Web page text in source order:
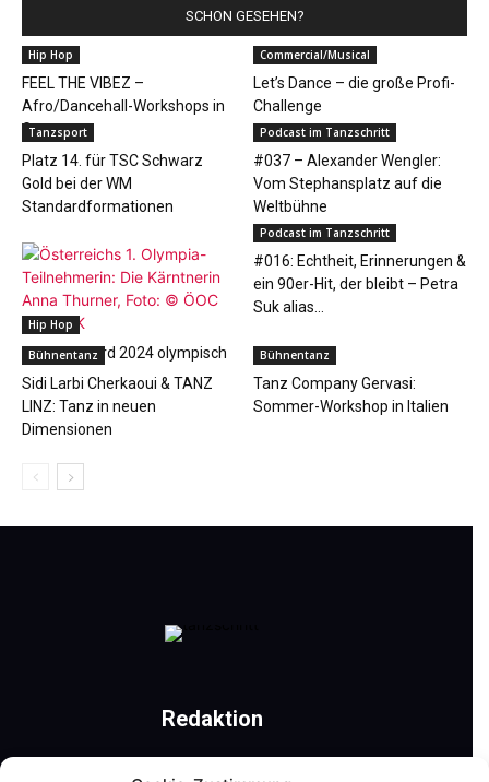
SCHON GESEHEN?
Hip Hop
FEEL THE VIBEZ –
Afro/Dancehall-Workshops in
Graz
Commercial/Musical
Let’s Dance – die große Profi-
Challenge
Tanzsport
Platz 14. für TSC Schwarz
Gold bei der WM
Standardformationen
Podcast im Tanzschritt
#037 – Alexander Wengler:
Vom Stephansplatz auf die
Weltbühne
Hip Hop
Breaking wird 2024 olympisch
Podcast im Tanzschritt
#016: Echtheit, Erinnerungen &
ein 90er-Hit, der bleibt – Petra
Suk alias...
Bühnentanz
Sidi Larbi Cherkaoui & TANZ
LINZ: Tanz in neuen
Dimensionen
Bühnentanz
Tanz Company Gervasi:
Sommer-Workshop in Italien
Redaktion